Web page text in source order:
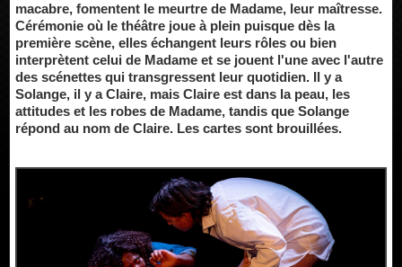
macabre, fomentent le meurtre de Madame, leur maîtresse.
Cérémonie où le théâtre joue à plein puisque dès la
première scène, elles échangent leurs rôles ou bien
interprètent celui de Madame et se jouent l'une avec l'autre
des scénettes qui transgressent leur quotidien. Il y a
Solange, il y a Claire, mais Claire est dans la peau, les
attitudes et les robes de Madame, tandis que Solange
répond au nom de Claire. Les cartes sont brouillées.